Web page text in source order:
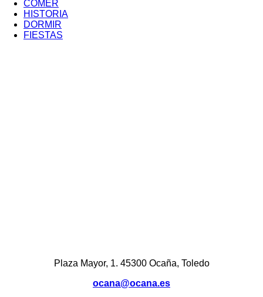
Menú
Portada
Terciario
COMER
HISTORIA
DORMIR
FIESTAS
Plaza Mayor, 1. 45300 Ocaña, Toledo
ocana@ocana.es